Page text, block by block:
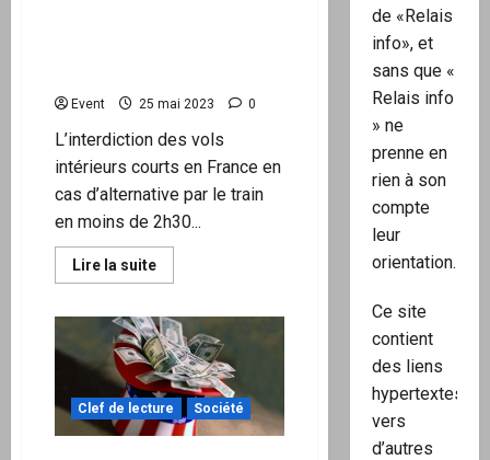
Event 25 mai 2023 0
L’interdiction des vols
intérieurs courts en France en
cas d’alternative par le train
en moins de 2h30...
Lire la suiteEn
savoir
L’interdiction
de
vols
intérieurs
courts
entre
en
vigueur
Clef de lecture Société
de «Relais
info», et
sans que «
Relais info
» ne
prenne en
rien à son
compte
leur
orientation.
Ce site
contient
des liens
hypertextes
vers
d’autres